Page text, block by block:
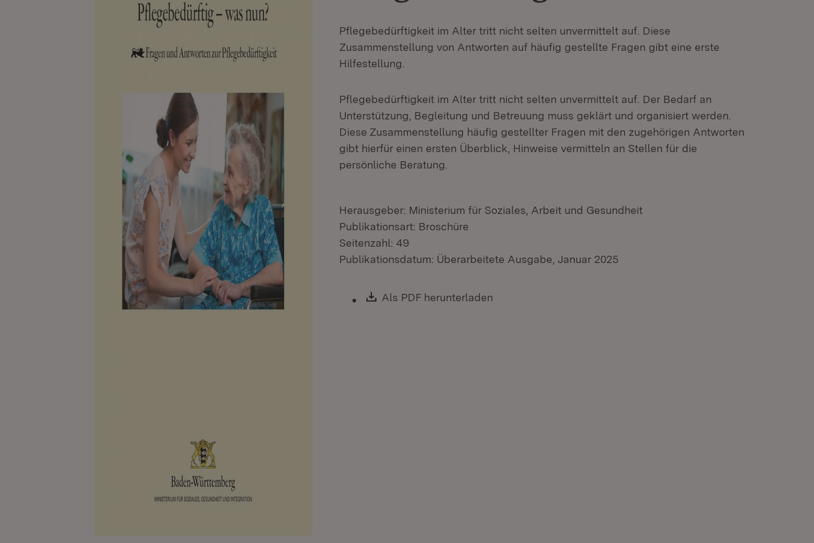
Pflegebedürftigkeit im Alter tritt nicht selten unvermittelt auf. Diese
Zusammenstellung von Antworten auf häufig gestellte Fragen gibt eine erste
Hilfestellung.
Pflegebedürftigkeit im Alter tritt nicht selten unvermittelt auf. Der Bedarf an
Unterstützung, Begleitung und Betreuung muss geklärt und organisiert werden.
Diese Zusammenstellung häufig gestellter Fragen mit den zugehörigen Antworten
gibt hierfür einen ersten Überblick, Hinweise vermitteln an Stellen für die
persönliche Beratung.
Herausgeber: Ministerium für Soziales, Arbeit und Gesundheit
Publikationsart: Broschüre
Seitenzahl: 49
Publikationsdatum: Überarbeitete Ausgabe, Januar 2025
Download:
Als PDF herunterladen